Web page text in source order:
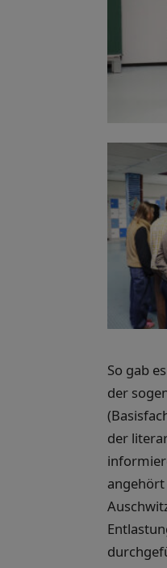
So gab
der
der